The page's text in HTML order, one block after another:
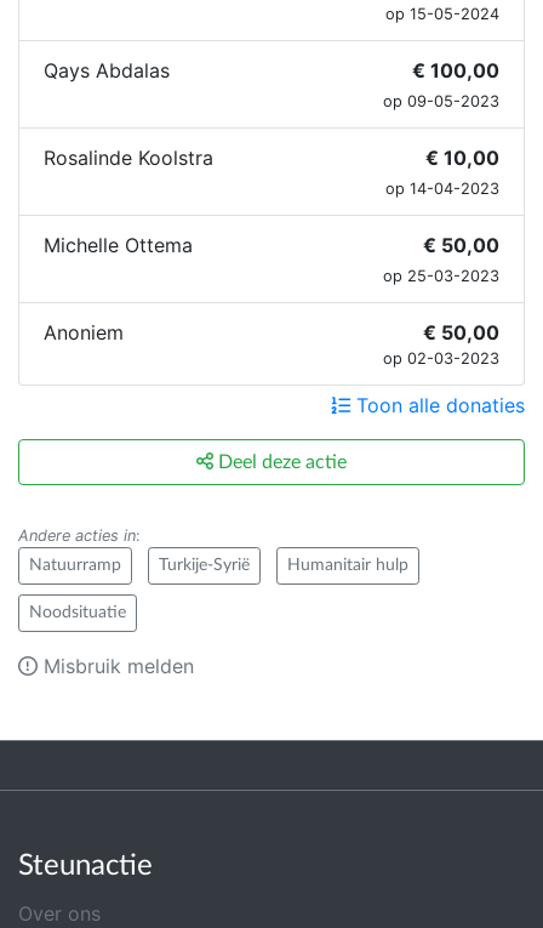
op 15-05-2024
Qays Abdalas € 100,00
op 09-05-2023
Rosalinde Koolstra € 10,00
op 14-04-2023
Michelle Ottema € 50,00
op 25-03-2023
Anoniem € 50,00
op 02-03-2023
Toon alle donaties
Deel deze actie
Andere acties in:
Natuurramp Turkije-Syrië Humanitair hulp
Noodsituatie
Misbruik melden
Steunactie
Over ons